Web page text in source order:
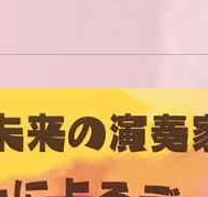
松島ＬＣ 演奏を披露するタ
バイオリン奏者ヘ...